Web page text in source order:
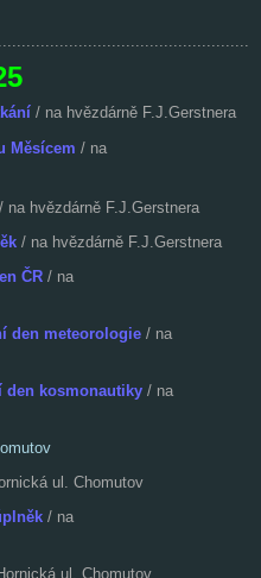
/ na hvězdárně F.J.Gerstnera
Měsícem / na
/ na hvězdárně F.J.Gerstnera
/ na hvězdárně F.J.Gerstnera
ČR / na
den meteorologie / na
den kosmonautiky / na
ul. Chomutov
/ na
ul. Chomutov